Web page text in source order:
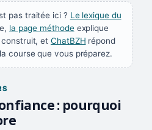
pas traitée ici ? Le lexique du
la page méthodeexplique
construit, etChatBZH répond
course que vous préparez.
: pourquoi